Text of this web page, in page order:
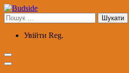
Перейти
до
вмісту
Пошук:
Увійти Reg.